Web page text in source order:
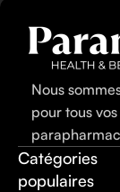
Nous
pour tous
Catégories
populaires